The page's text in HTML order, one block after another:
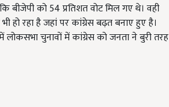
बीजेपी को 54 प्रतिशत वोट मिल गए थे। वही
हो रहा है जहां पर कांग्रेस बढ़त बनाए हुए है।
लोकसभा चुनावों में कांग्रेस को जनता ने बुरी तरह